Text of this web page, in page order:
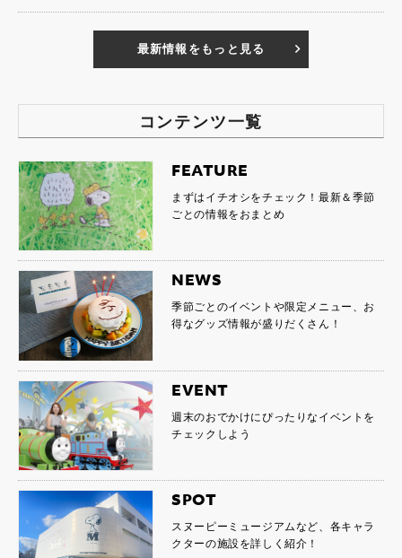
最新情報をもっと見る
コンテンツ一覧
FEATURE
まずはイチオシをチェック！最新＆季節
ごとの情報をおまとめ
NEWS
季節ごとのイベントや限定メニュー、お
得なグッズ情報が盛りだくさん！
EVENT
週末のおでかけにぴったりなイベントを
チェックしよう
SPOT
スヌーピーミュージアムなど、各キャラ
クターの施設を詳しく紹介！